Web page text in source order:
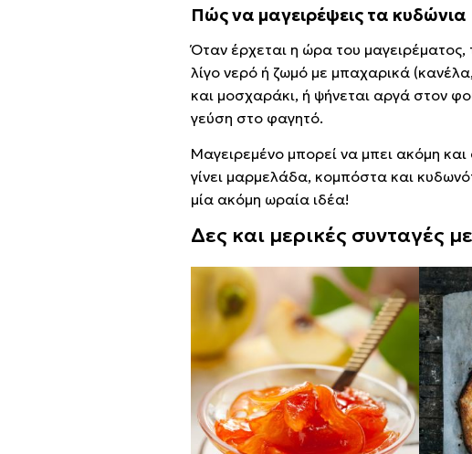
Πώς να μαγειρέψεις τα κυδώνια
Όταν έρχεται η ώρα του μαγειρέματος,
λίγο νερό ή ζωμό με μπαχαρικά
και μοσχαράκι, ή ψήνεται αργά στον
γεύση στο φαγητό.
Μαγειρεμένο μπορεί να μπει ακόμη
γίνει μαρμελάδα, κομπόστα και
μία ακόμη ωραία ιδέα!
Δες και μερικές συνταγές